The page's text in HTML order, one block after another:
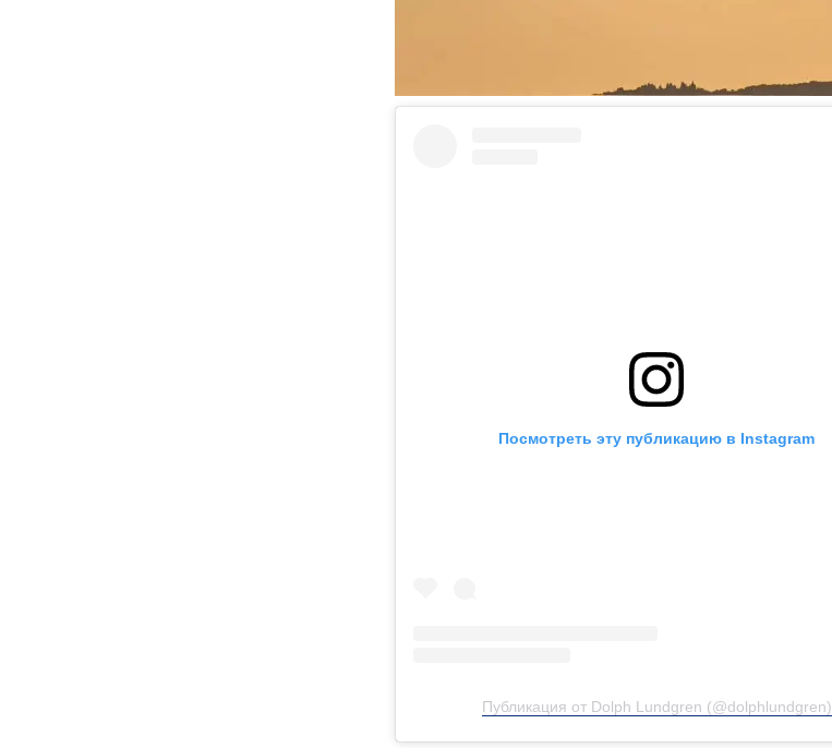
Посмотреть эту публикацию в Instagram
Публикация от Dolph Lundgren (@dolphlundgren)